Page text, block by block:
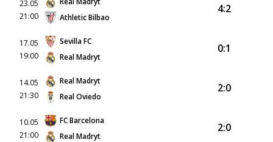
23.05
21:00
Athletic Bilbao
4:2
17.05
19:00
Sevilla FC
Real Madryt
0:1
14.05
21:30
Real Madryt
Real Oviedo
2:0
10.05
21:00
FC Barcelona
Real Madryt
2:0